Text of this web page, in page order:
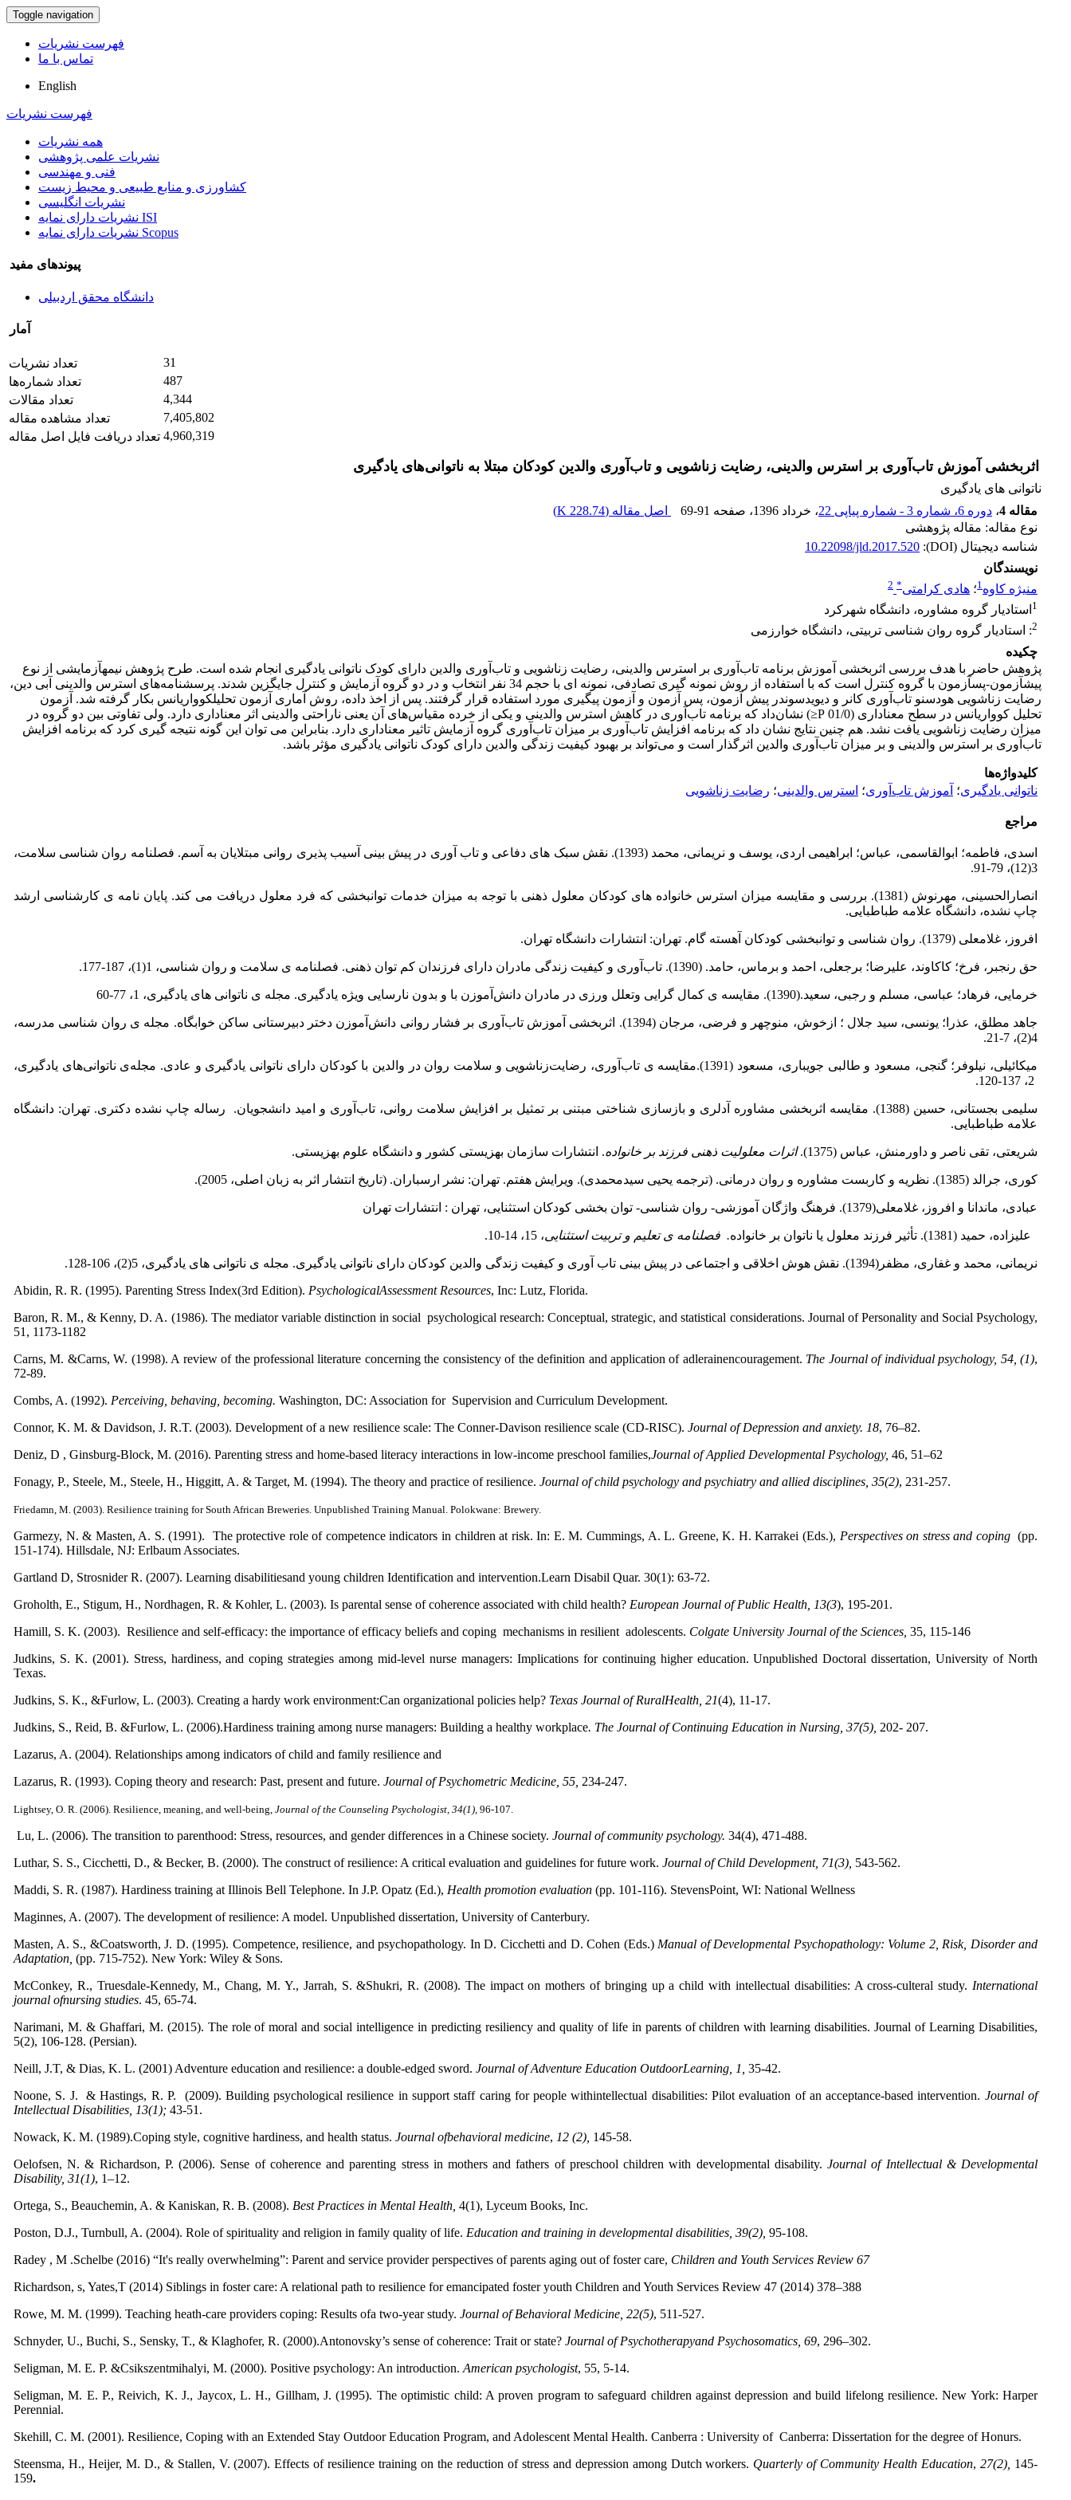
Toggle navigation
فهرست نشریات
تماس با ما
English
فهرست نشریات
همه نشریات
نشریات علمی پژوهشی
فنی و مهندسی
کشاورزی و منابع طبیعی و محیط زیست
نشریات انگلیسی
نشریات دارای نمایه ISI
نشریات دارای نمایه Scopus
پیوندهای مفید
دانشگاه محقق اردبیلی
آمار
تعداد نشریات
31
تعداد شماره‌ها
487
تعداد مقالات
4,344
تعداد مشاهده مقاله
7,405,802
تعداد دریافت فایل اصل مقاله 4,960,319
اثربخشی آموزش تاب‌آوری بر استرس والدینی، رضایت زناشویی و تاب‌آوری والدین کودکان مبتلا به ناتوانی‌های یادگیری
ناتوانی های یادگیری
مقاله 4
، دوره 6، شماره 3 - شماره پیاپی 22 ، خرداد 1396 ، صفحه 69-91 اصل مقاله (228.74 K
)
نوع مقاله: مقاله پژوهشی
شناسه دیجیتال (DOI):
10.22098/jld.2017.520
نویسندگان
منیژه کاوه1؛ هادی کرامتی*
2
1 استادیار گروه مشاوره، دانشگاه شهرکرد
2: استادیار گروه روان شناسی تربیتی، دانشگاه خوارزمی
چکیده
پژوهش حاضر با هدف بررسی اثربخشی آموزش برنامه تاب‌آوری بر استرس والدینی، رضایت زناشویی و تاب‌آوری والدین دارای کودک ناتوانی یادگیری انجام شده است. طرح پژوهش نیمه­آزمایشی از نوع
پیش­آزمون-پس­آزمون با گروه کنترل است که با استفاده از روش نمونه گیری تصادفی، نمونه ای با حجم 34 نفر انتخاب و در دو گروه آزمایش و کنترل جایگزین شدند. پرسشنامه‌های استرس والدینی آبی دین،
رضایت زناشویی هودسنو تاب‌آوری کانر و دیویدسوندر پیش آزمون، پس آزمون و آزمون پیگیری مورد استفاده قرار گرفتند. پس از اخذ داده، روش آماری آزمون تحلیلکوواریانس بکار گرفته شد. آزمون
تحلیل کوواریانس در سطح معناداری (01/0 P≤) نشان‌داد که برنامه تاب‌آوری در کاهش استرس والدینی و یکی از خرده مقیاس‌های آن یعنی ناراحتی والدینی اثر معناداری دارد. ولی تفاوتی بین دو گروه در
میزان رضایت زناشویی یافت نشد. هم چنین نتایج نشان داد که برنامه افزایش تاب‌‌آوری بر میزان تاب‌آوری گروه آزمایش تاثیر معناداری دارد. بنابراین می توان این گونه نتیجه گیری کرد که برنامه افزایش
تاب‌آوری بر استرس والدینی و بر میزان تاب‌آوری والدین اثرگذار است و می‌تواند بر بهبود کیفیت زندگی والدین دارای کودک ناتوانی یادگیری مؤثر باشد.
کلیدواژه‌ها
ناتوانی یادگیری؛ آموزش تاب‌آوری؛ استرس والدینی؛ رضایت زناشویی
مراجع
اسدی، فاطمه؛ ابوالقاسمی، عباس؛ ابراهیمی اردی، یوسف و نریمانی، محمد (1393). نقش سبک های دفاعی و تاب آوری در پیش بینی آسیب پذیری روانی مبتلایان به آسم. فصلنامه روان شناسی سلامت،
3(12)، 79-91.
انصارالحسینی، مهرنوش (1381). بررسی و مقایسه میزان استرس خانواده های کودکان معلول ذهنی با توجه به میزان خدمات توانبخشی که فرد معلول دریافت می کند. پایان نامه ی کارشناسی ارشد
چاپ نشده، دانشگاه علامه طباطبایی.
افروز، غلامعلی (1379). روان شناسی و توانبخشی کودکان آهسته گام. تهران: انتشارات دانشگاه تهران.
حق رنجبر، فرخ؛ کاکاوند، علیرضا؛ برجعلی، احمد و برماس، حامد. (1390). تاب‌آوری و کیفیت زندگی مادران دارای فرزندان کم توان ذهنی. فصلنامه ی سلامت و روان شناسی، 1(1)، 187-177.
خرمایی، فرهاد؛ عباسی، مسلم و رجبی، سعید.(1390). مقایسه ی کمال گرایی وتعلل ورزی در مادران دانش‌آموزن با و بدون نارسایی ویژه یادگیری. مجله ی ناتوانی های یادگیری، 1، 77-60
جاهد مطلق، عذرا؛ یونسی، سید جلال ؛ ازخوش، منوچهر و فرضی، مرجان (1394). اثربخشی آموزش تاب‌آوری بر فشار روانی دانش‌آموزن دختر دبیرستانی ساکن خوابگاه. مجله ی روان شناسی مدرسه،
4(2)، 7-21.
میکائیلی، نیلوفر؛ گنجی، مسعود و طالبی جویباری، مسعود (1391).مقایسه ی تاب‌آوری، رضایت‌زناشویی و سلامت روان در والدین با کودکان دارای ناتوانی یادگیری و عادی. مجله‌ی ناتوانی‌های یادگیری،
سلیمی بجستانی، حسین (1388). مقایسه اثربخشی مشاوره آدلری و بازسازی شناختی مبتنی بر تمثیل بر افزایش سلامت روانی، تاب‌آوری و امید دانشجویان. رساله چاپ نشده دکتری. تهران: دانشگاه
علامه طباطبایی.
شریعتی، تقی ناصر و داورمنش، عباس (1375). اثرات معلولیت ذهنی فرزند بر خانواده. انتشارات سازمان بهزیستی کشور و دانشگاه علوم بهزیستی.
کوری، جرالد (1385). نظریه و کاربست مشاوره و روان درمانی. (ترجمه یحیی سیدمحمدی). ویرایش هفتم. تهران: نشر ارسباران. (تاریخ انتشار اثر به زبان اصلی، 2005).
عبادی، ماندانا و افروز، غلامعلی(1379). فرهنگ واژگان آموزشی- روان شناسی- توان بخشی کودکان استثنایی، تهران : انتشارات تهران
علیزاده، حمید (1381). تأثیر فرزند معلول یا ناتوان بر خانواده . فصلنامه ی تعلیم و تربیت استثنایی، 15، 14-10.
نریمانی، محمد و غفاری، مظفر(1394). نقش هوش اخلاقی و اجتماعی در پیش بینی تاب آوری و کیفیت زندگی والدین کودکان دارای ناتوانی یادگیری. مجله ی ناتوانی های یادگیری، 5(2)، 106-128.
Abidin, R. R. (1995). Parenting Stress Index(3rd Edition). PsychologicalAssessment Resources, Inc: Lutz, Florida.
Baron, R. M., & Kenny, D. A. (1986). The mediator variable distinction in social psychological research: Conceptual, strategic, and statistical considerations. Journal of Personality and Social Psychology,
51, 1173-1182
Carns, M. &Carns, W. (1998). A review of the professional literature concerning the consistency of the definition and application of adlerainencouragement. The Journal of individual psychology, 54, (1),
72-89.
Combs, A. (1992). Perceiving, behaving, becoming. Washington, DC: Association for Supervision and Curriculum Development.
Connor, K. M. & Davidson, J. R.T. (2003). Development of a new resilience scale: The Conner-Davison resilience scale (CD-RISC). Journal of Depression and anxiety. 18, 76–82.
Deniz, D , Ginsburg-Block, M. (2016). Parenting stress and home-based literacy interactions in low-income preschool families,Journal of Applied Developmental Psychology, 46, 51–62
Fonagy, P., Steele, M., Steele, H., Higgitt, A. & Target, M. (1994). The theory and practice of resilience. Journal of child psychology and psychiatry and allied disciplines, 35(2), 231-257.
Friedamn, M. (2003). Resilience training for South African Breweries. Unpublished Training Manual. Polokwane: Brewery.
Garmezy, N. & Masten, A. S. (1991). The protective role of competence indicators in children at risk. In: E. M. Cummings, A. L. Greene, K. H. Karrakei (Eds.), Perspectives on stress and coping(pp.
151-174). Hillsdale, NJ: Erlbaum Associates.
Gartland D, Strosnider R. (2007). Learning disabilitiesand young children Identification and intervention.Learn Disabil Quar. 30(1): 63-72.
Groholth, E., Stigum, H., Nordhagen, R. & Kohler, L. (2003). Is parental sense of coherence associated with child health? European Journal of Public Health, 13(3), 195-201.
Hamill, S. K. (2003). Resilience and self-efficacy: the importance of efficacy beliefs and coping mechanisms in resilient adolescents. Colgate University Journal of the Sciences, 35, 115-146
Judkins, S. K. (2001). Stress, hardiness, and coping strategies among mid-level nurse managers: Implications for continuing higher education. Unpublished Doctoral dissertation, University of North
Texas.
Judkins, S. K., &Furlow, L. (2003). Creating a hardy work environment:Can organizational policies help? Texas Journal of RuralHealth, 21(4), 11-17.
Judkins, S., Reid, B. &Furlow, L. (2006).Hardiness training among nurse managers: Building a healthy workplace. The Journal of Continuing Education in Nursing, 37(5), 202- 207.
Lazarus, A. (2004). Relationships among indicators of child and family resilience and
Lazarus, R. (1993). Coping theory and research: Past, present and future. Journal of Psychometric Medicine, 55, 234-247.
Lightsey, O. R. (2006). Resilience, meaning, and well-being, Journal of the Counseling Psychologist, 34(1), 96-107.
Lu, L. (2006). The transition to parenthood: Stress, resources, and gender differences in a Chinese society. Journal of community psychology. 34(4), 471-488.
Luthar, S. S., Cicchetti, D., & Becker, B. (2000). The construct of resilience: A critical evaluation and guidelines for future work. Journal of Child Development, 71(3), 543-562.
Maddi, S. R. (1987). Hardiness training at Illinois Bell Telephone. In J.P. Opatz (Ed.), Health promotion evaluation (pp. 101-116). StevensPoint, WI: National Wellness
Maginnes, A. (2007). The development of resilience: A model. Unpublished dissertation, University of Canterbury.
Masten, A. S., &Coatsworth, J. D. (1995). Competence, resilience, and psychopathology. In D. Cicchetti and D. Cohen (Eds.) Manual of Developmental Psychopathology: Volume 2, Risk, Disorder and
Adaptation, (pp. 715-752). New York: Wiley & Sons.
McConkey, R., Truesdale-Kennedy, M., Chang, M. Y., Jarrah, S. &Shukri, R. (2008). The impact on mothers of bringing up a child with intellectual disabilities: A cross-culteral study. International
journal ofnursing studies. 45, 65-74.
Narimani, M. & Ghaffari, M. (2015). The role of moral and social intelligence in predicting resiliency and quality of life in parents of children with learning disabilities. Journal of Learning Disabilities,
5(2), 106-128. (Persian).
Neill, J.T, & Dias, K. L. (2001) Adventure education and resilience: a double-edged sword. Journal of Adventure Education OutdoorLearning, 1, 35-42.
Noone, S. J. & Hastings, R. P. (2009). Building psychological resilience in support staff caring for people withintellectual disabilities: Pilot evaluation of an acceptance-based intervention. Journal of
Intellectual Disabilities, 13(1); 43-51.
Nowack, K. M. (1989).Coping style, cognitive hardiness, and health status. Journal ofbehavioral medicine, 12 (2), 145-58.
Oelofsen, N. & Richardson, P. (2006). Sense of coherence and parenting stress in mothers and fathers of preschool children with developmental disability.Journal of Intellectual & Developmental
Disability, 31(1), 1–12.
Ortega, S., Beauchemin, A. & Kaniskan, R. B. (2008). Best Practices in Mental Health, 4(1), Lyceum Books, Inc.
Poston, D.J., Turnbull, A. (2004). Role of spirituality and religion in family quality of life. Education and training in developmental disabilities, 39(2), 95-108.
Radey , M .Schelbe (2016) “It's really overwhelming”: Parent and service provider perspectives of parents aging out of foster care, Children and Youth Services Review 67
Richardson, s, Yates,T (2014) Siblings in foster care: A relational path to resilience for emancipated foster youth Children and Youth Services Review 47 (2014) 378–388
Rowe, M. M. (1999). Teaching heath-care providers coping: Results ofa two-year study. Journal of Behavioral Medicine, 22(5), 511-527.
Schnyder, U., Buchi, S., Sensky, T., & Klaghofer, R. (2000).Antonovsky’s sense of coherence: Trait or state? Journal of Psychotherapyand Psychosomatics, 69, 296–302.
Seligman, M. E. P. &Csikszentmihalyi, M. (2000). Positive psychology: An introduction. American psychologist, 55, 5-14.
Seligman, M. E. P., Reivich, K. J., Jaycox, L. H., Gillham, J. (1995). The optimistic child: A proven program to safeguard children against depression and build lifelong resilience. New York: Harper
Perennial.
Skehill, C. M. (2001). Resilience, Coping with an Extended Stay Outdoor Education Program, and Adolescent Mental Health. Canberra : University of Canberra: Dissertation for the degree of Honurs.
Steensma, H., Heijer, M. D., & Stallen, V. (2007). Effects of resilience training on the reduction of stress and depression among Dutch workers. Quarterly of Community Health Education,27(2), 145-
159.